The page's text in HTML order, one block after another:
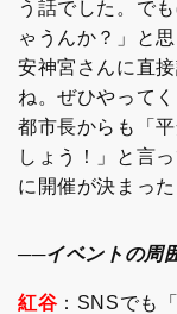
う話でした。で
ゃうんか？」と
安神宮さんに直
ね。ぜひやって
都市長からも「
しょう！」と言
に開催が決まっ
──イベントの周
紅谷 ：SNSでも